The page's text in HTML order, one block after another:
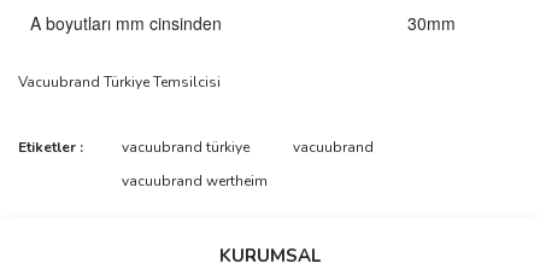
A boyutları mm cinsinden 30mm
Vacuubrand Türkiye Temsilcisi
Bu ürüne ilk yorumu siz yapın!
Yorum Yaz
Bu ürünün fiyat bilgisi, resim, ürün açıklamalarında ve diğer
tarafımıza iletebilirsiniz.
Etiketler : vacuubrand türkiye
vacuubrand
vacuubrand wertheim
KURUMSAL